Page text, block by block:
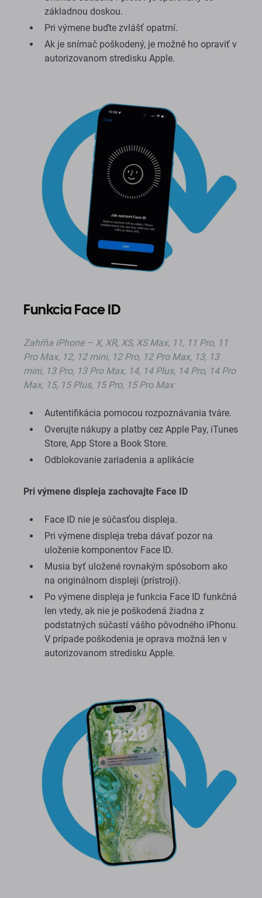
základnou doskou.
Pri výmene buďte zvlášť opatrní.
Ak je snímač poškodený, je možné ho opraviť v
autorizovanom stredisku Apple.
Funkcia Face ID
Zahŕňa iPhone – X, XR, XS, XS Max, 11, 11 Pro, 11
Pro Max, 12, 12 mini, 12 Pro, 12 Pro Max, 13, 13
mini, 13 Pro, 13 Pro Max, 14, 14 Plus, 14 Pro, 14 Pro
Max, 15, 15 Plus, 15 Pro, 15 Pro Max
Autentifikácia pomocou rozpoznávania tváre.
Overujte nákupy a platby cez Apple Pay, iTunes
Store, App Store a Book Store.
Odblokovanie zariadenia a aplikácie
Pri výmene displeja zachovajte Face ID
Face ID nie je súčasťou displeja.
Pri výmene displeja treba dávať pozor na
uloženie komponentov Face ID.
Musia byť uložené rovnakým spôsobom ako
na originálnom displeji (prístroji).
Po výmene displeja je funkcia Face ID funkčná
len vtedy, ak nie je poškodená žiadna z
podstatných súčastí vášho pôvodného iPhonu.
V prípade poškodenia je oprava možná len v
autorizovanom stredisku Apple.